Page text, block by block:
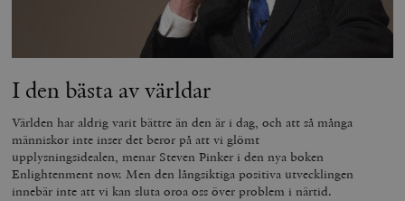
I den bästa av världar
Världen har aldrig varit bättre än den är i dag, och att så många
människor inte inser det beror på att vi glömt
upplysningsidealen, menar Steven Pinker i den nya boken
Enlightenment now. Men den långsiktiga positiva utvecklingen
innebär inte att vi kan sluta oroa oss över problem i närtid.